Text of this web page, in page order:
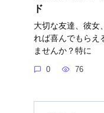
ド
大切な友達、彼
れば喜んでもらえ
ませんか？特に
0 76